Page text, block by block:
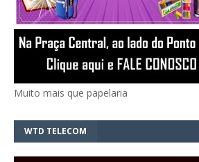
Muito mais que papelaria
WTD TELECOM